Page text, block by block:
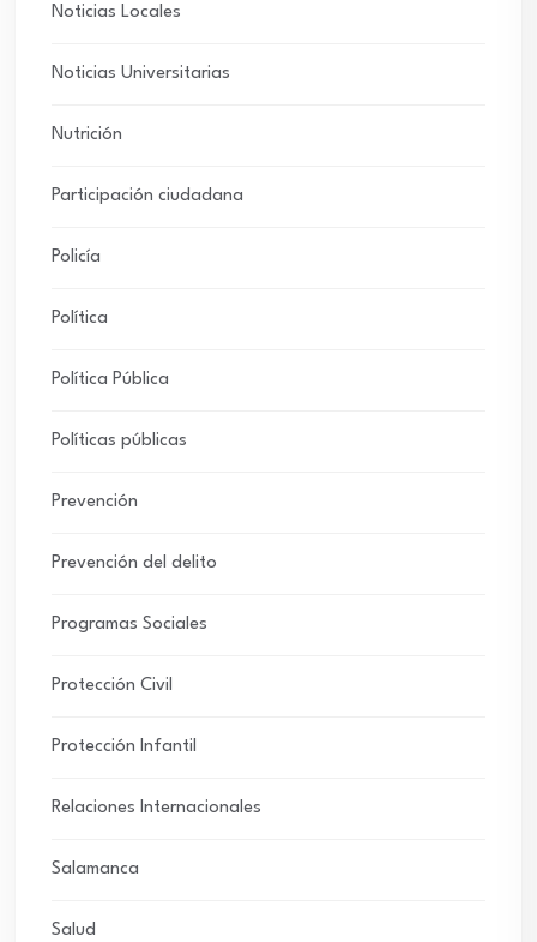
Noticias Locales
Noticias Universitarias
Nutrición
Participación ciudadana
Policía
Política
Política Pública
Políticas públicas
Prevención
Prevención del delito
Programas Sociales
Protección Civil
Protección Infantil
Relaciones Internacionales
Salamanca
Salud